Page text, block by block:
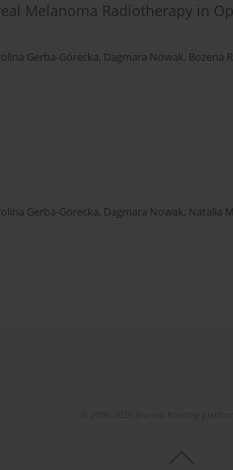
Melanoma Radiotherapy in
Gerba-Górecka, Dagmara Nowak, Bożena
Gerba-Górecka, Dagmara Nowak, Natalia